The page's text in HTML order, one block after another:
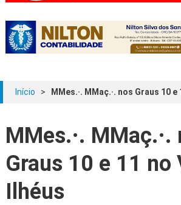
Início > MMes.·. MMaç.·. nos Graus 10
MMes.·. MMaç.·.
Graus 10 e 11 no
Ilhéus